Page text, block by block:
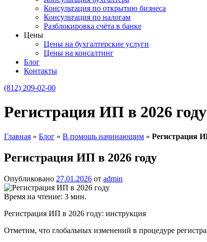
Консультация по открытию бизнеса
Консультация по налогам
Разблокировка счёта в банке
Цены
Цены на бухгалтерские услуги
Цены на консалтинг
Блог
Контакты
(812) 209-02-00
Регистрация ИП в 2026 году
Главная » Блог » В помощь начинающим » Регистрация
Регистрация ИП в 2026 году
Опубликовано 27.01.2026 от admin
Время на чтение: 3 мин.
Регистрация ИП в 2026 году: инструкция
Отметим, что глобальных изменений в процедуре